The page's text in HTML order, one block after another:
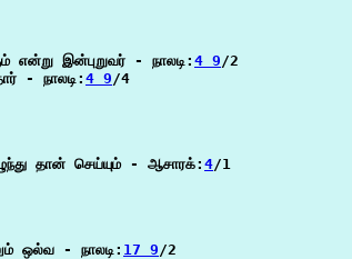
இன்புறுவர் - நாலடி: 4 9/2
- நாலடி:4 9/4
தான் செய்யும் - ஆசாரக்: 4/1
ஒல்வ - நாலடி: 17 9/2